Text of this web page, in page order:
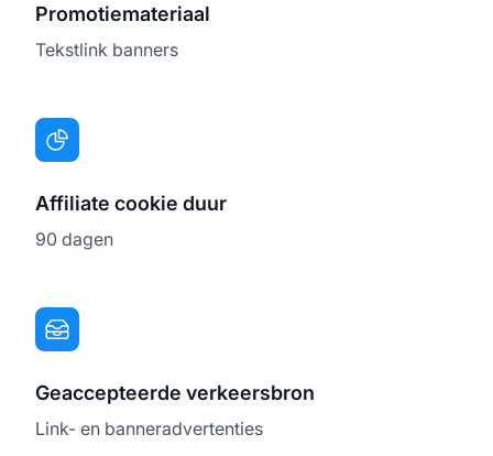
Promotiemateriaal
Tekstlink banners
Affiliate cookie duur
90 dagen
Geaccepteerde verkeersbron
Link- en banneradvertenties